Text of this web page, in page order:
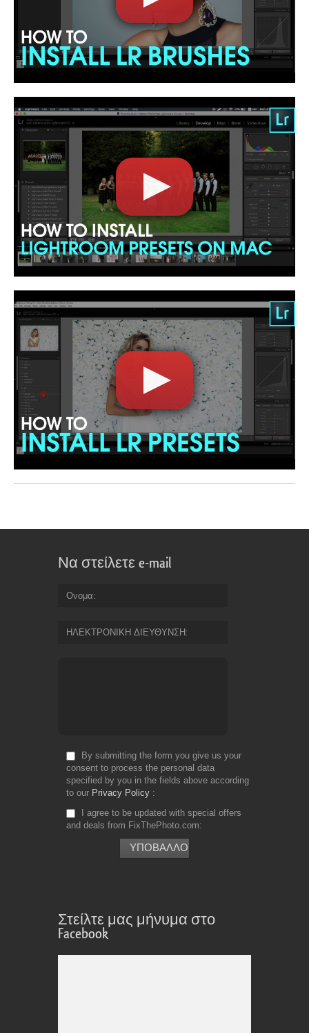
Να στείλετε e-mail
Ονομα
ΗΛΕΚΤΡΟΝΙΚΗ ΔΙΕΥΘΥΝΣΗ
By submitting the form you give us your
consent to process the personal data
specified by you in the fields above according
to our Privacy Policy
I agree to be updated with special offers
and deals from FixThePhoto.com
Στείλτε μας μήνυμα στο
Facebook